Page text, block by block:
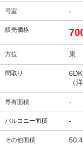
号室 -
販売価格
方位 東
間取り
（
専有面積 -
バルコニー面積 -
その他面積